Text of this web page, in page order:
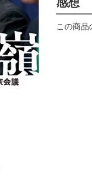
この商品